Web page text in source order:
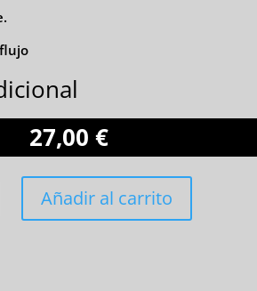
27,00€
Añadir al carrito